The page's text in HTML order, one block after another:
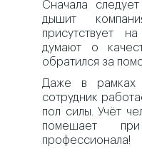
Сначала
дышит
присутствует
думают о
обратился за
Даже в рамках
сотрудник
пол силы. Учёт
помешает
профессионала!